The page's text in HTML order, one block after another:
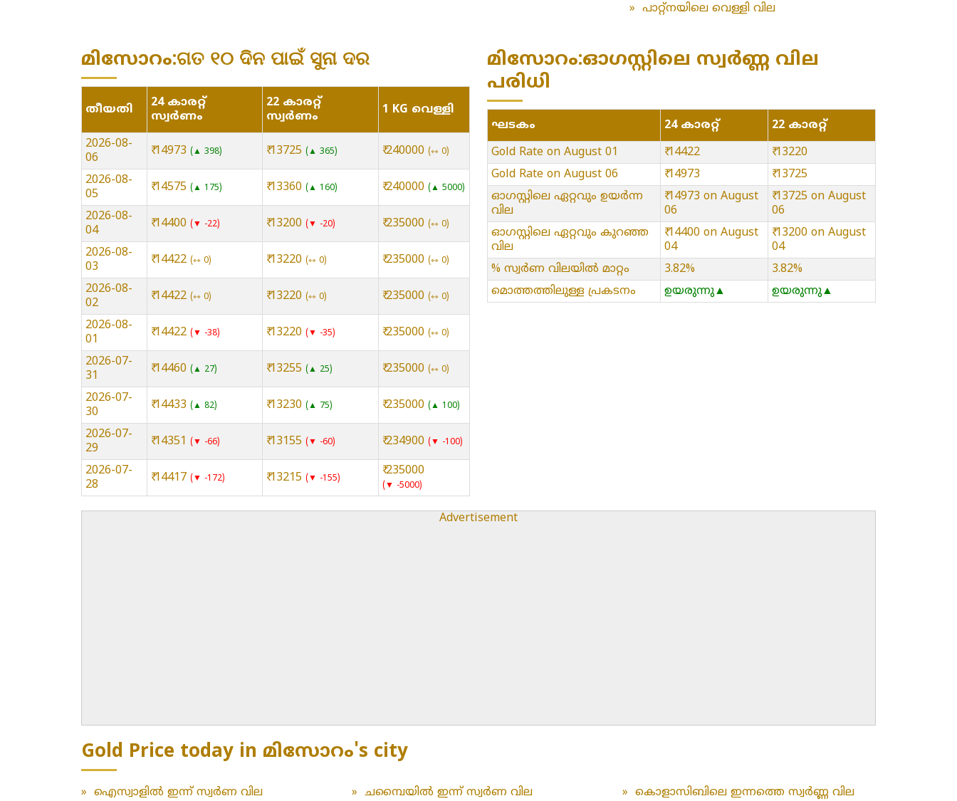
» പാറ്റ്നയിലെ വെള്ളി വില
മിസോറം:ଗତ ୧୦ ଦିନ ପାଇଁ ସୁନା ଦର
തീയതി
24 കാരറ്റ്
സ്വർണം
22 കാരറ്റ്
സ്വർണം
1 KG വെള്ളി
2026-08-
06
₹ 14973 ▲ 398 ₹ 13725 ▲ 365 ₹ 240000 ⇿ 0
2026-08-
05
₹ 14575 ▲ 175 ₹ 13360 ▲ 160 ₹ 240000 ▲ 5000
2026-08-
04
₹ 14400 ▼ -22 ₹ 13200 ▼ -20 ₹ 235000 ⇿ 0
2026-08-
03
₹ 14422 ⇿ 0 ₹ 13220 ⇿ 0 ₹ 235000 ⇿ 0
2026-08-
02
₹ 14422 ⇿ 0 ₹ 13220 ⇿ 0 ₹ 235000 ⇿ 0
2026-08-
01
₹ 14422 ▼ -38 ₹ 13220 ▼ -35 ₹ 235000 ⇿ 0
2026-07-
31
₹ 14460 ▲ 27 ₹ 13255 ▲ 25 ₹ 235000 ⇿ 0
2026-07-
30
₹ 14433 ▲ 82 ₹ 13230 ▲ 75 ₹ 235000 ▲ 100
2026-07-
29
₹ 14351 ▼ -66 ₹ 13155 ▼ -60 ₹ 234900 ▼ -100
2026-07-
28
₹ 14417 ▼ -172 ₹ 13215 ▼ -155
₹ 235000
▼ -5000
മിസോറം:ഓഗസ്റ്റിലെ സ്വർണ്ണ വില
പരിധി
ഘടകം 24 കാരറ്റ്
22 കാരറ്റ്
Gold Rate on August 01
₹ 14422
₹ 13220
Gold Rate on August 06
₹ 14973
₹ 13725
ഓഗസ്റ്റിലെ ഏറ്റവും ഉയർന്ന
വില
₹ 14973 on August
06
₹ 13725 on August
06
ഓഗസ്റ്റിലെ ഏറ്റവും കുറഞ്ഞ
വില
₹ 14400 on August
04
₹ 13200 on August
04
% സ്വർണ വിലയിൽ മാറ്റം
3.82%
3.82%
മൊത്തത്തിലുള്ള പ്രകടനം
ഉയരുന്നു▲ ഉയരുന്നു▲
Advertisement
Gold Price today in മിസോറം's city
» ഐസ്വാളിൽ ഇന്ന് സ്വർണ വില » ചമ്പൈയിൽ ഇന്ന് സ്വർണ വില » കൊളാസിബിലെ ഇന്നത്തെ സ്വർണ്ണ വില